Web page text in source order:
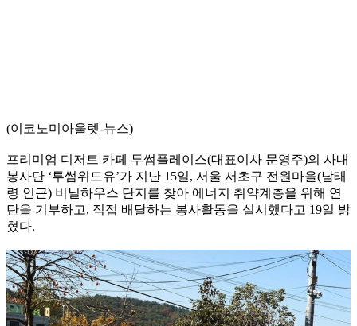
(이코노미아울렛-뉴스)
프리미엄 디저트 카페 투썸플레이스(대표이사 문영주)의 사내
봉사단 ‘투썸위드유’가 지난 15일, 서울 서초구 전원마을(남태
령 인근) 비닐하우스 단지를 찾아 에너지 취약계층을 위해 연
탄을 기부하고, 직접 배달하는 봉사활동을 실시했다고 19일 밝
혔다.